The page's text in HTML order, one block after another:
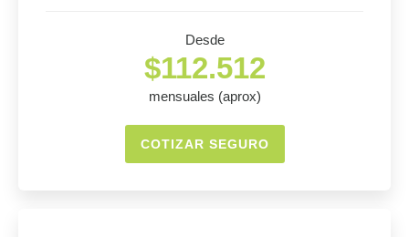
Desde
$112.512
mensuales (aprox)
COTIZAR SEGURO